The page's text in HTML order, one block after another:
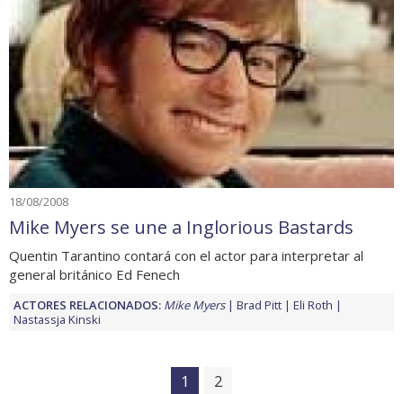
18/08/2008
Mike Myers se une a Inglorious Bastards
Quentin Tarantino contará con el actor para interpretar al
general británico Ed Fenech
ACTORES RELACIONADOS: Mike Myers Brad Pitt
Eli Roth
Nastassja Kinski
1 2